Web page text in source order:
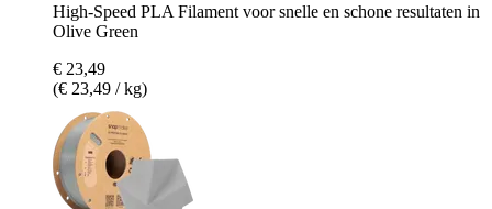
High-Speed PLA Filament voor snelle en schone resultaten in
Olive Green
€ 23,49
(€ 23,49 / kg)